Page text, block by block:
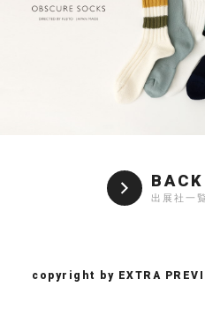
出展社一
copyright by EXTRA